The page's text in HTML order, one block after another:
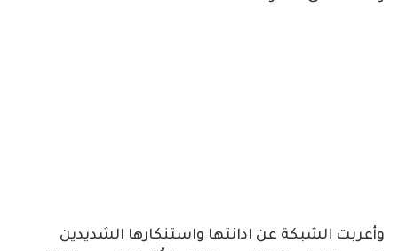
وأعربت الشبكة عن ادانتها واستنكارها الشديدين